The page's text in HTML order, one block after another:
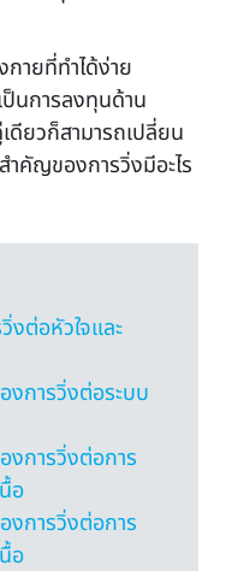
กายที่ทำได้ง่าย
นการลงทุนด้าน
ดียวก็สามารถเปลี่ยน
คัญของการวิ่งมีอะไร
งต่อหัวใจและ
งการวิ่งต่อระบบ
งการวิ่งต่อการ
อ
งการวิ่งต่อการ
อ